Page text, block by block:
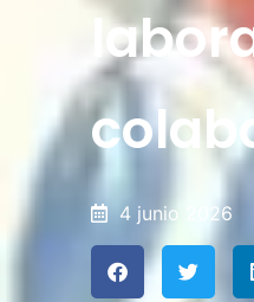
4 junio 2026